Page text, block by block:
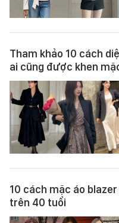
Tham khảo 10 cách
ai cũng được khen
10 cách mặc áo
trên 40 tuổi